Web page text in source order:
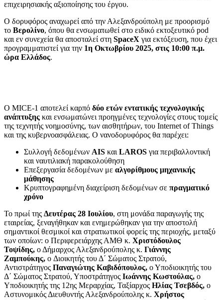
επιχειρησιακής αξιοποίησης του έργου.
Ο δορυφόρος αναχωρεί από την Αλεξανδρούπολη με προορισμό
το Βερολίνο, όπου θα ενσωματωθεί στο ειδικό εκτοξευτικό pod
και εν συνεχεία θα αποσταλεί στη SpaceX για εκτόξευση, που έχει
προγραμματιστεί για την 1η Οκτωβρίου 2025, στις 10:00 π.μ.
ώρα Ελλάδος.
Ο MICE-1 αποτελεί καρπό δύο ετών εντατικής τεχνολογικής
ανάπτυξης και ενσωματώνει προηγμένες τεχνολογίες στους τομείς
της τεχνητής νοημοσύνης, των αισθητήρων, του Internet of Things
και της κυβερνοασφάλειας. Ο νανοδορυφόρος θα παρέχει:
Συλλογή δεδομένων AIS και LAROS για περιβαλλοντική
και ναυτιλιακή παρακολούθηση
Επεξεργασία δεδομένων με αλγορίθμους μηχανικής
μάθησης
Κρυπτογραφημένη διαχείριση δεδομένων σε πραγματικό
χρόνο
Το πρωί της Δευτέρας 28 Ιουλίου, στη μονάδα παραγωγής της
εταιρείας, ξεναγήθηκαν και ενημερώθηκαν για την αποστολή
σημαντικοί θεσμικοί και στρατιωτικοί φορείς της περιοχής, μεταξύ
των οποίων: ο Περιφερειάρχης ΑΜΘ κ. Χριστόδουλος
Τοψίδης, ο Δήμαρχος Αλεξανδρούπολης κ. Γιάννης
Ζαμπούκης, ο Διοικητής του Δ΄ Σώματος Στρατού,
Αντιστράτηγος Παναγιώτης Καβιδόπουλος, ο Υποδιοικητής του
Δ΄ Σώματος Στρατού, Υποστράτηγος Ιωάννης Κωστούλας, ο
Υποδιοικητής της 12ης Μεραρχίας, Ταξίαρχος Ηλίας Τσεβδός, ο
Αστυνομικός Διευθυντής Αλεξανδρούπολης κ. Χρήστος